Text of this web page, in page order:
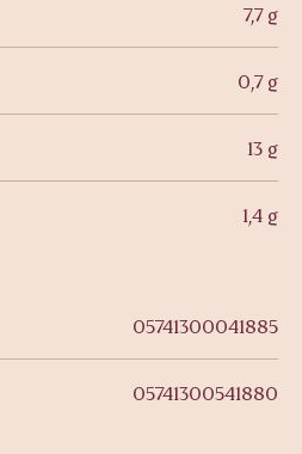
7,7 g
0,7 g
13 g
1,4 g
05741300041885
05741300541880